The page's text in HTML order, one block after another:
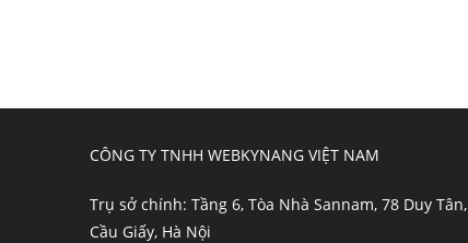
CÔNG TY TNHH WEBKYNANG VIỆT NAM
Trụ sở chính: Tầng 6, Tòa Nhà Sannam, 78 Duy Tân,
Cầu Giấy, Hà Nội